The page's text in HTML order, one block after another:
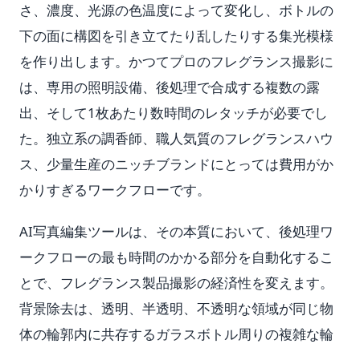
さ、濃度、光源の色温度によって変化し、ボトルの
下の面に構図を引き立てたり乱したりする集光模様
を作り出します。かつてプロのフレグランス撮影に
は、専用の照明設備、後処理で合成する複数の露
出、そして1枚あたり数時間のレタッチが必要でし
た。独立系の調香師、職人気質のフレグランスハウ
ス、少量生産のニッチブランドにとっては費用がか
かりすぎるワークフローです。
AI写真編集ツールは、その本質において、後処理ワ
ークフローの最も時間のかかる部分を自動化するこ
とで、フレグランス製品撮影の経済性を変えます。
背景除去は、透明、半透明、不透明な領域が同じ物
体の輪郭内に共存するガラスボトル周りの複雑な輪